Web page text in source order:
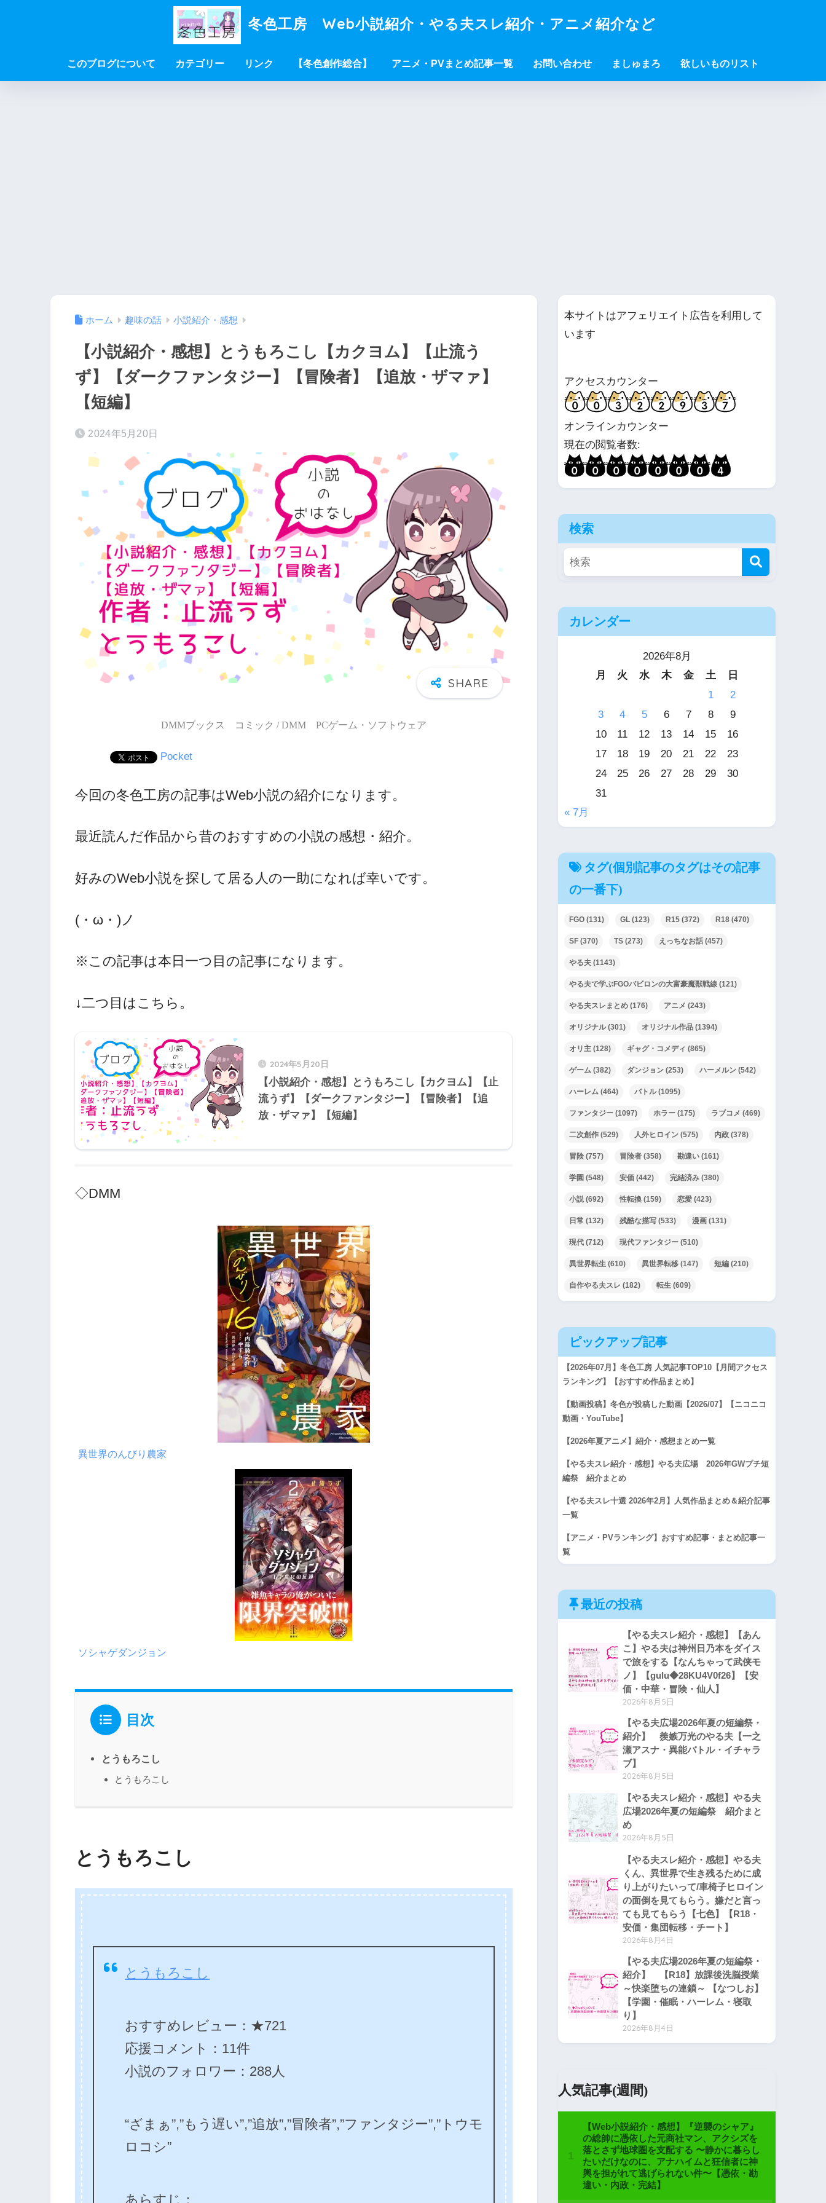
冬色工房 Web小説紹介・やる夫スレ紹介・アニメ紹介など
このブログについて カテゴリー リンク 【冬色創作総合】 アニメ・PVまとめ記事一覧 お問い合わせ ましゅまろ 欲しいものリスト
ホーム 趣味の話 小説紹介・感想
【小説紹介・感想】とうもろこし【カクヨム】【止流う
ず】【ダークファンタジー】【冒険者】【追放・ザマァ】
【短編】
2024年5月20日
DMMブックス コミック / DMM PCゲーム・ソフトウェア
Pocket
今回の冬色工房の記事はWeb小説の紹介になります。
最近読んだ作品から昔のおすすめの小説の感想・紹介。
好みのWeb小説を探して居る人の一助になれば幸いです。
(・ω・)ノ
※この記事は本日一つ目の記事になります。
↓二つ目はこちら。
2024年5月20日
【小説紹介・感想】とうもろこし【カクヨム】【止
流うず】【ダークファンタジー】【冒険者】【追
放・ザマァ】【短編】
◇DMM
異世界のんびり農家
ソシャゲダンジョン
目次
とうもろこし
とうもろこし
とうもろこし
とうもろこし
おすすめレビュー：★721
応援コメント：11件
小説のフォロワー：288人
“ざまぁ”,”もう遅い”,”追放”,”冒険者”,”ファンタジー”,”トウモ
ロコシ”
あらすじ：
本サイトはアフェリエイト広告を利用して
います
アクセスカウンター
オンラインカウンター
現在の閲覧者数:
検索
カレンダー
2026年8月
月
火 水 木 金 土
日
1
2
3
4 5 6 7 8
9
10
11 12 13 14 15
16
17
18 19 20 21 22
23
24
25 26 27 28 29
30
31
« 7月
タグ(個別記事のタグはその記事
の一番下)
FGO (131) GL (123) R15 (372) R18 (470)
SF (370) TS (273) えっちなお話 (457)
やる夫 (1143)
やる夫で学ぶFGOバビロンの大富豪魔獣戦線 (121)
やる夫スレまとめ (176) アニメ (243)
オリジナル(301) オリジナル作品 (1394)
オリ主 (128) ギャグ・コメディ (865)
ゲーム (382) ダンジョン (253) ハーメルン (542)
ハーレム (464) バトル(1095)
ファンタジー (1097) ホラー (175) ラブコメ (469)
二次創作 (529) 人外ヒロイン (575) 内政 (378)
冒険 (757) 冒険者 (358) 勘違い (161)
学園 (548) 安価 (442) 完結済み (380)
小説(692) 性転換 (159) 恋愛 (423)
日常 (132) 残酷な描写 (533) 漫画 (131)
現代 (712) 現代ファンタジー (510)
異世界転生 (610) 異世界転移 (147) 短編 (210)
自作やる夫スレ (182) 転生 (609)
ピックアップ記事
【2026年07月】冬色工房 人気記事TOP10【月間アクセス
ランキング】【おすすめ作品まとめ】
【動画投稿】冬色が投稿した動画【2026/07】【ニコニコ
動画・YouTube】
【2026年夏アニメ】紹介・感想まとめ一覧
【やる夫スレ紹介・感想】やる夫広場 2026年GWプチ短
編祭 紹介まとめ
【やる夫スレ十選 2026年2月】人気作品まとめ＆紹介記事
一覧
【アニメ・PVランキング】おすすめ記事・まとめ記事一
覧
最近の投稿
【やる夫スレ紹介・感想】【あん
こ】やる夫は神州日乃本をダイス
で旅をする【なんちゃって武侠モ
ノ】【gulu◆28KU4V0f26】【安
価・中華・冒険・仙人】
2026年8月5日
【やる夫広場2026年夏の短編祭・
紹介】 羨嫉万光のやる夫【一之
瀬アスナ・異能バトル・イチャラ
ブ】
2026年8月5日
【やる夫スレ紹介・感想】やる夫
広場2026年夏の短編祭 紹介まと
め
2026年8月5日
【やる夫スレ紹介・感想】やる夫
くん、異世界で生き残るために成
り上がりたいって/車椅子ヒロイン
の面倒を見てもらう。嫌だと言っ
ても見てもらう【七色】【R18・
安価・集団転移・チート】
2026年8月4日
【やる夫広場2026年夏の短編祭・
紹介】 【R18】放課後洗脳授業
～快楽堕ちの連鎖～ 【なつしお】
【学園・催眠・ハーレム・寝取
り】
2026年8月4日
人気記事(週間)